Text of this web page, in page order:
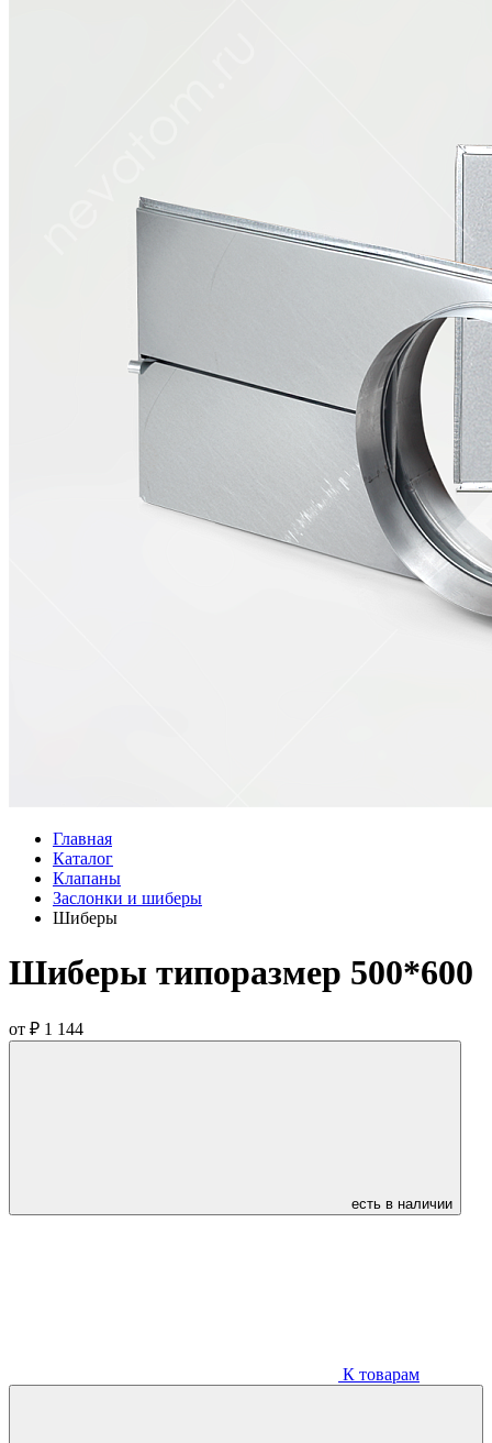
Главная
Каталог
Клапаны
Заслонки и шиберы
Шиберы
Шиберы типоразмер 500*600
от ₽ 1 144
есть в наличии
К товарам